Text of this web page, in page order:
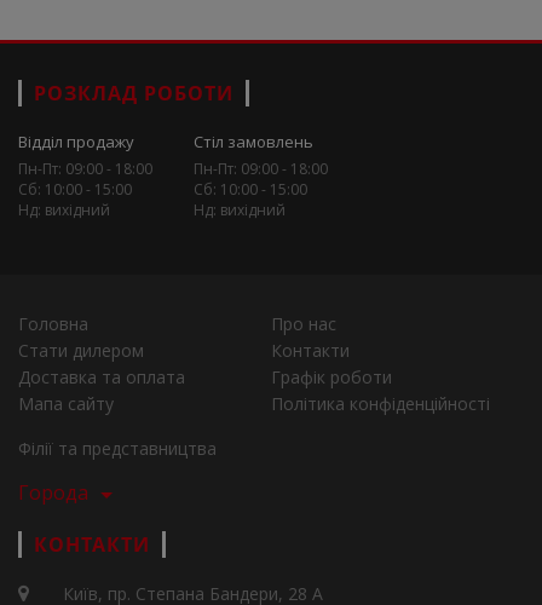
РОЗКЛАД РОБОТИ
Відділ продажу
Пн-Пт: 09:00 - 18:00
Сб: 10:00 - 15:00
Нд: вихідний
Стіл замовлень
Пн-Пт: 09:00 - 18:00
Сб: 10:00 - 15:00
Нд: вихідний
Головна
Про нас
Стати дилером
Контакти
Доставка та оплата
Графік роботи
Мапа сайту
Політика конфіденційності
Філії та представництва
Города
КОНТАКТИ
Київ, пр. Степана Бандери, 28 А